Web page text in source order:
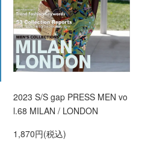
2023 S/S gap PRESS MEN vo
l.68 MILAN / LONDON
1,870円(税込)